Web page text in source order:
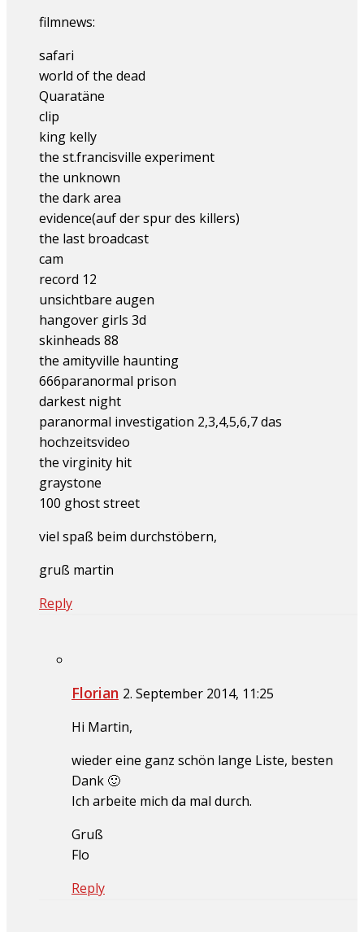
filmnews:
safari
world of the dead
Quaratäne
clip
king kelly
the st.francisville experiment
the unknown
the dark area
evidence(auf der spur des killers)
the last broadcast
cam
record 12
unsichtbare augen
hangover girls 3d
skinheads 88
the amityville haunting
666paranormal prison
darkest night
paranormal investigation 2,3,4,5,6,7 das
hochzeitsvideo
the virginity hit
graystone
100 ghost street
viel spaß beim durchstöbern,
gruß martin
Reply
Florian 2. September 2014, 11:25
Hi Martin,
wieder eine ganz schön lange Liste, besten
Dank 🙂
Ich arbeite mich da mal durch.
Gruß
Flo
Reply